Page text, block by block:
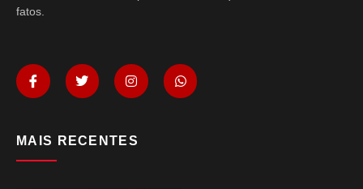
fatos.
MAIS RECENTES